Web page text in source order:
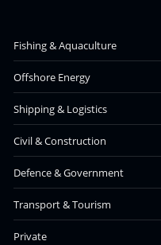
Fishing & Aquaculture
Offshore Energy
Shipping & Logistics
Civil & Construction
Defence & Government
Transport & Tourism
Private